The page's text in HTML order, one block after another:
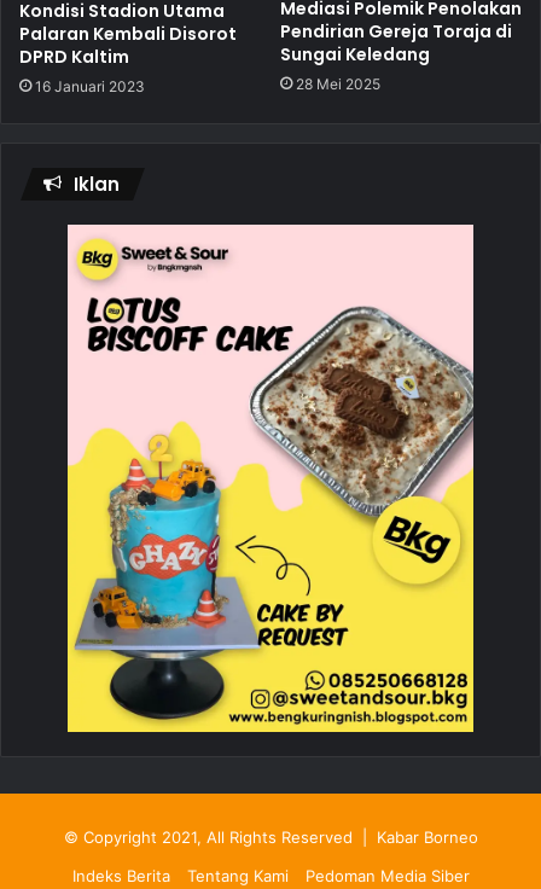
Kondisi Stadion Utama
Palaran Kembali Disorot
DPRD Kaltim
16 Januari 2023
Mediasi Polemik Penolakan
Pendirian Gereja Toraja di
Sungai Keledang
28 Mei 2025
Iklan
© Copyright 2021, All Rights Reserved | Kabar Borneo
Indeks Berita
Tentang Kami Pedoman Media Siber